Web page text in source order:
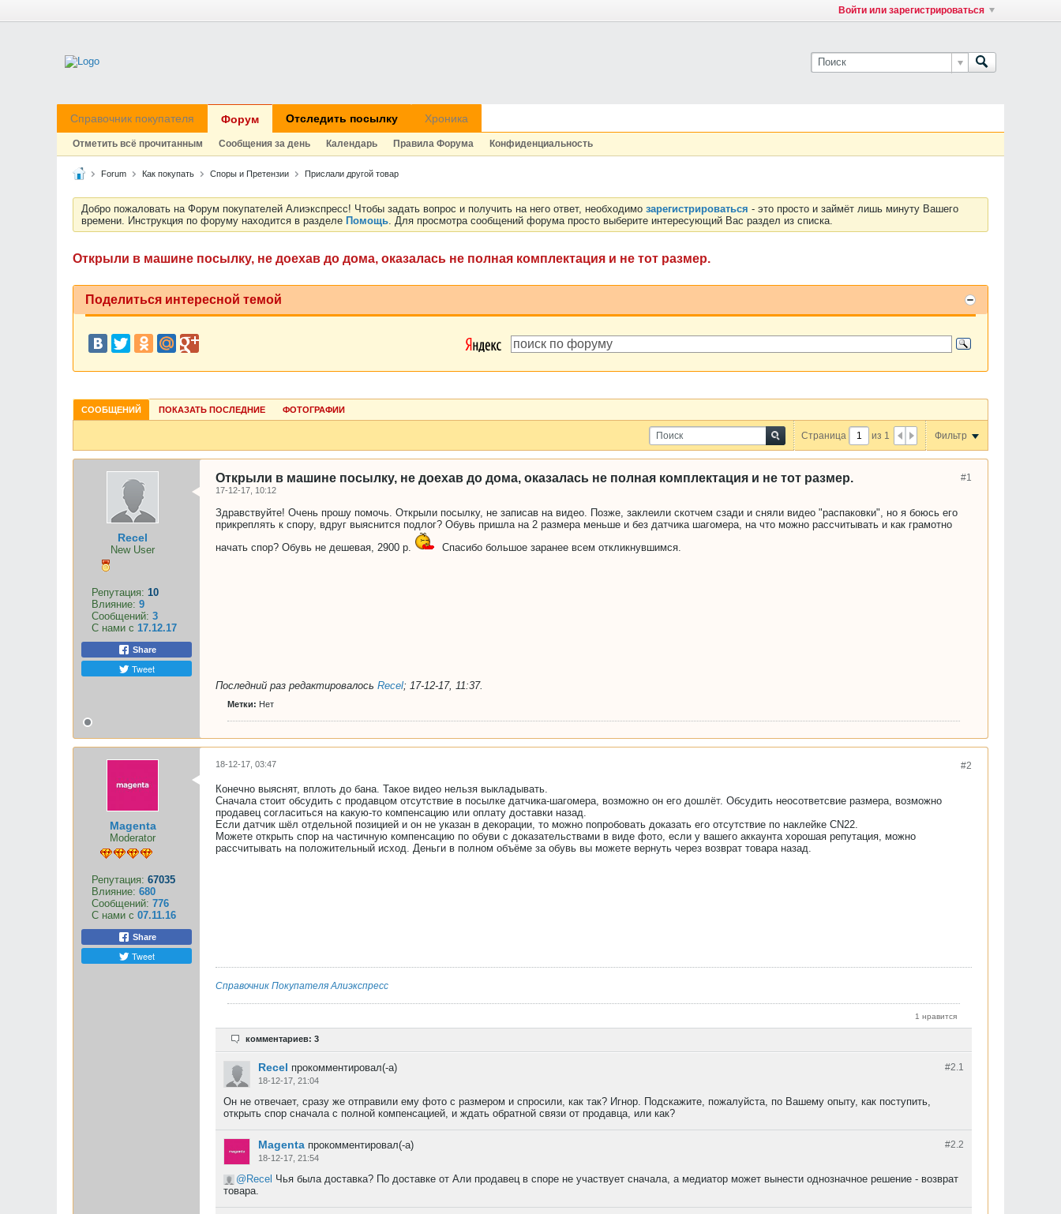
Войти или зарегистрироваться
Справочник покупателя Форум Отследить посылку Хроника
Отметить всё прочитанным Сообщения за день Календарь Правила Форума Конфиденциальность
Forum Как покупать Споры и Претензии Прислали другой товар
Добро пожаловать на Форум покупателей Алиэкспресс! Чтобы задать вопрос и получить на него ответ, необходимо зарегистрироваться - это просто и займёт лишь минуту Вашего
времени. Инструкция по форуму находится в разделе Помощь. Для просмотра сообщений форума просто выберите интересующий Вас раздел из списка.
Открыли в машине посылку, не доехав до дома, оказалась не полная комплектация и не тот размер.
Поделиться интересной темой
СООБЩЕНИЙ ПОКАЗАТЬ ПОСЛЕДНИЕ ФОТОГРАФИИ
Страница из 1 Фильтр
Recel
New User
Репутация: 10
Влияние: 9
Сообщений: 3
С нами с 17.12.17
Share
Tweet
#1
Открыли в машине посылку, не доехав до дома, оказалась не полная комплектация и не тот размер.
17-12-17, 10:12
Здравствуйте! Очень прошу помочь. Открыли посылку, не записав на видео. Позже, заклеили скотчем сзади и сняли видео "распаковки", но я боюсь его
прикреплять к спору, вдруг выяснится подлог? Обувь пришла на 2 размера меньше и без датчика шагомера, на что можно рассчитывать и как грамотно
начать спор? Обувь не дешевая, 2900 р.
Спасибо большое заранее всем откликнувшимся.
Последний раз редактировалось Recel; 17-12-17, 11:37.
Метки: Нет
Magenta
Moderator
Репутация: 67035
Влияние: 680
Сообщений: 776
С нами с 07.11.16
Share
Tweet
#2
18-12-17, 03:47
Конечно выяснят, вплоть до бана. Такое видео нельзя выкладывать.
Сначала стоит обсудить с продавцом отсутствие в посылке датчика-шагомера, возможно он его дошлёт. Обсудить неосответсвие размера, возможно
продавец согласиться на какую-то компенсацию или оплату доставки назад.
Если датчик шёл отдельной позицией и он не указан в декорации, то можно попробовать доказать его отсутствие по наклейке CN22.
Можете открыть спор на частичную компенсацию по обуви с доказательствами в виде фото, если у вашего аккаунта хорошая репутация, можно
рассчитывать на положительный исход. Деньги в полном объёме за обувь вы можете вернуть через возврат товара назад.
Справочник Покупателя Алиэкспресс
1 нравится
комментариев: 3
#2.1
Recel прокомментировал(-а)
18-12-17, 21:04
Он не отвечает, сразу же отправили ему фото с размером и спросили, как так? Игнор. Подскажите, пожалуйста, по Вашему опыту, как поступить,
открыть спор сначала с полной компенсацией, и ждать обратной связи от продавца, или как?
#2.2
Magenta прокомментировал(-а)
18-12-17, 21:54
Recel Чья была доставка? По доставке от Али продавец в споре не участвует сначала, а медиатор может вынести однозначное решение - возврат
товара.